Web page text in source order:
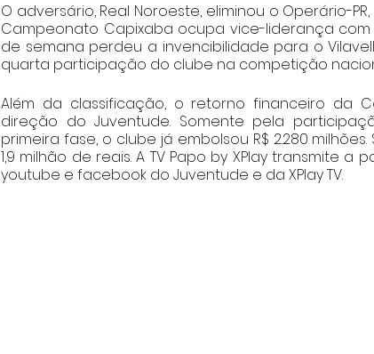
O adversário, Real Noroeste, eliminou o Operário-
Campeonato Capixaba ocupa vice-liderança com
de semana perdeu a invencibilidade para o
quarta participação do clube na competição
Além da classificação, o retorno financeiro da
direção do Juventude. Somente pela
primeira fase, o clube já embolsou R$ 2.280
1,9 milhão de reais. A TV Papo by XPlay transmite a
youtube e facebook do Juventude e da XPlay TV.